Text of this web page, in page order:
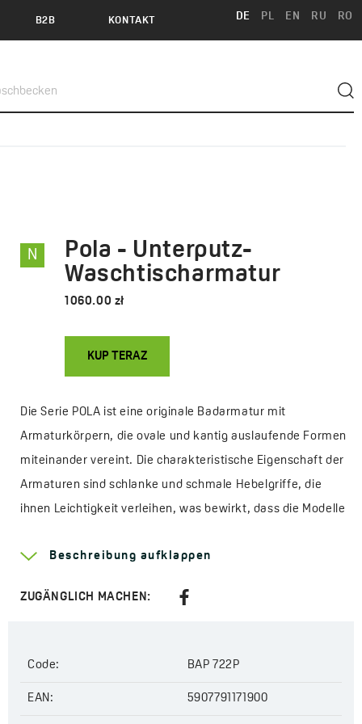
B2B KONTAKT DE PL EN RU RO
N
Pola - Unterputz-
Waschtischarmatur
1060.00 zł
KUP TERAZ
Die Serie POLA ist eine originale Badarmatur mit
Armaturkörpern, die ovale und kantig auslaufende Formen
miteinander vereint. Die charakteristische Eigenschaft der
Armaturen sind schlanke und schmale Hebelgriffe, die
ihnen Leichtigkeit verleihen, was bewirkt, dass die Modelle
bewähren werden. Die Serie ist in vier eleganten
mattem Schwarz, modischem Rosé Gold und in klassischem
Wasserauslaufs ausgestattet. Dank dieser Funktion können
Beschreibung aufklappen
ZUGÄNGLICH MACHEN:
Code: BAP 722P
EAN: 5907791171900